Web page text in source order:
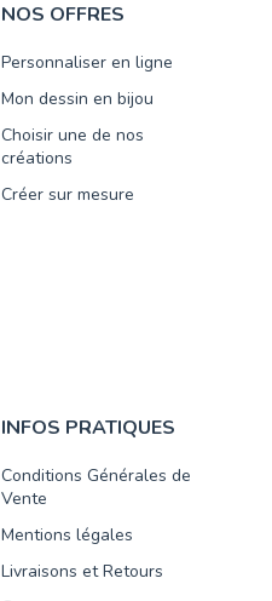
NOS OFFRES
Personnaliser en ligne
Mon dessin en bijou
Choisir une de nos
créations
Créer sur mesure
INFOS PRATIQUES
Conditions Générales de
Vente
Mentions légales
Livraisons et Retours